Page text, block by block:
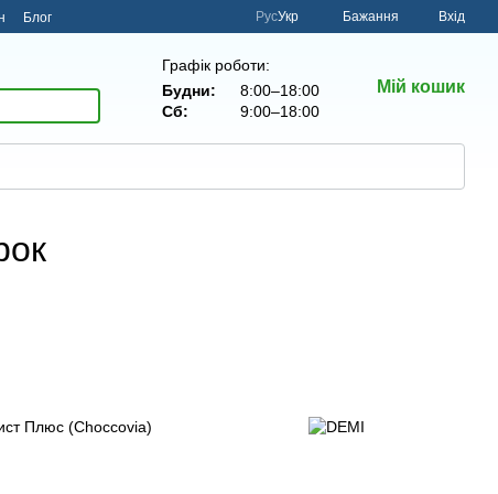
Блог
РусУкр Бажання Вхід
Графік роботи:
Будни:
8:00–18:00
Сб:
9:00–18:00
Мій кошик